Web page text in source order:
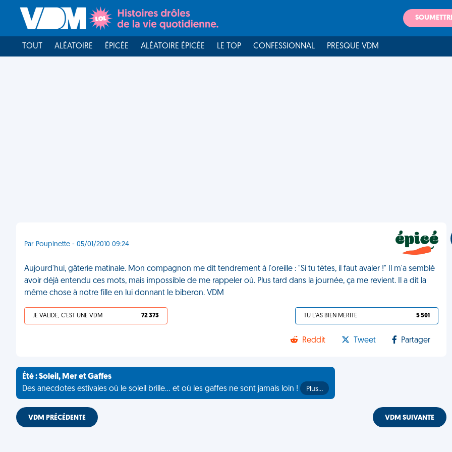
TOUT ALÉATOIRE ÉPICÉE ALÉATOIRE ÉPICÉE LE TOP CONFESSIONNAL PRESQUE VDM
Par Poupinette - 05/01/2010 09:24
Aujourd'hui, gâterie matinale. Mon compagnon me dit tendrement à l'oreille : "Si tu tètes, il faut avaler !" Il m'a semblé
avoir déjà entendu ces mots, mais impossible de me rappeler où. Plus tard dans la journée, ça me revient. Il a dit la
même chose à notre fille en lui donnant le biberon. VDM
JE VALIDE, C'EST UNE VDM 72 373 TU L'AS BIEN MÉRITÉ 5 501
Reddit Tweet Partager
Été : Soleil, Mer et Gaffes
Des anecdotes estivales où le soleil brille... et où les gaffes ne sont jamais loin !
Plus…
VDM PRÉCÉDENTE VDM SUIVANTE